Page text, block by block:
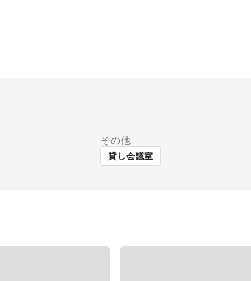
その他
貸し会議室